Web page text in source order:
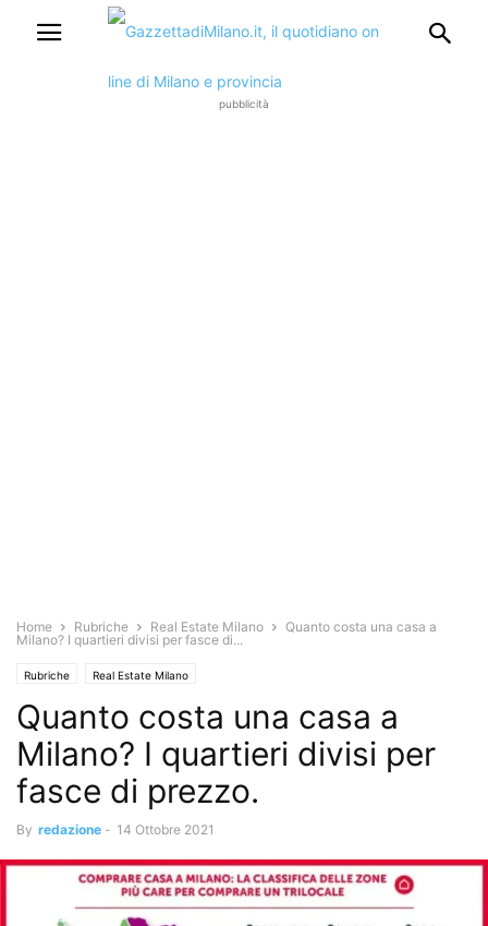
pubblicità
Home Rubriche Real Estate Milano
Quanto costa una casa a
Milano? I quartieri divisi per fasce di...
Rubriche Real Estate Milano
Quanto costa una casa a
Milano? I quartieri divisi per
fasce di prezzo.
By redazione - 14 Ottobre 2021